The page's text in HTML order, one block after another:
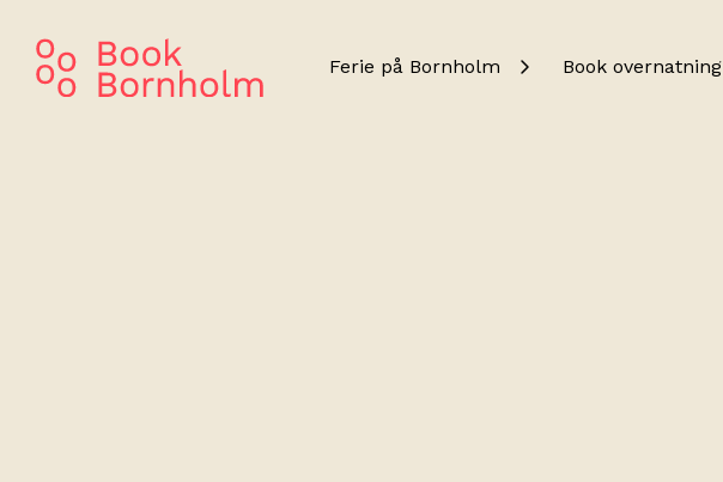
Ferie på Bornholm Book overnatning